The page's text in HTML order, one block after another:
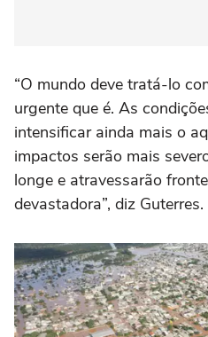
“O mundo deve tratá-lo
urgente que é. As
intensificar ainda mais o
impactos serão mais
longe e atravessarão
devastadora”, diz Guterres.